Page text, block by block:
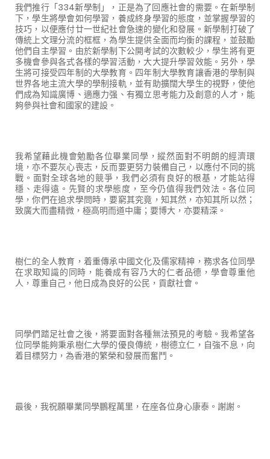
我們推行「334新學制」，正是為了回應社會的需要。在新學制
下，學生將學會如何學習，養成終身學習的態度，並掌握學習的
技巧，以便應付廿一世紀社會急速的變化和發展。新學制打破了
傳統上文理分流的框框，為學生提供全面而均衡的課程，並鼓勵
他們自主學習。由於新學制下公開考試的次數較少，學生將有更
多機會參與各式各樣的學習活動，大大提升學習效能。另外，學
生將可接受四年制的大學教育。四年制大學教育讓香港的學制與
世界各地主流大學的學制接軌，並有助擴闊大學生的視野，使他
們成為知識廣博、適應力强、有獨立思考能力及創意的人才，能
夠參與社會和國家的建設。
我希望藉此機會勉勵各位畢業同學，縱然面對不明朗的經濟環
境，亦不要灰心喪志，反而要更努力裝備自己，以應付不同的挑
戰。面對全球各地的競爭，我們必須有良好的根基，才能站得
穩、走得遠。先賢的求學態度，至今仍值得我們效法。各位同
學，你們在追求學問時，要窮其究竟，知其然，亦知其所以然；
致廣大而盡精微，極高明而道中庸；要博大，亦要精深。
樹仁的全人教育，着重傳承中國文化及儒家精神，務求各位同學
在求取知識的同時，能養成有容乃大的仁者品德，學會尊重他
人，尊重自己，他日成為良好的公民，貢獻社會。
同學們踏足社會之後，將要面對各種無法預見的考驗。我希望各
位同學能夠秉承樹仁大學的優良傳統，樹德立仁，自強不息，向
着目標努力，為香港的繁榮和發展而奮鬥。
最後，我祝願畢業同學鵬程萬里，在座各位身心康泰。謝謝。